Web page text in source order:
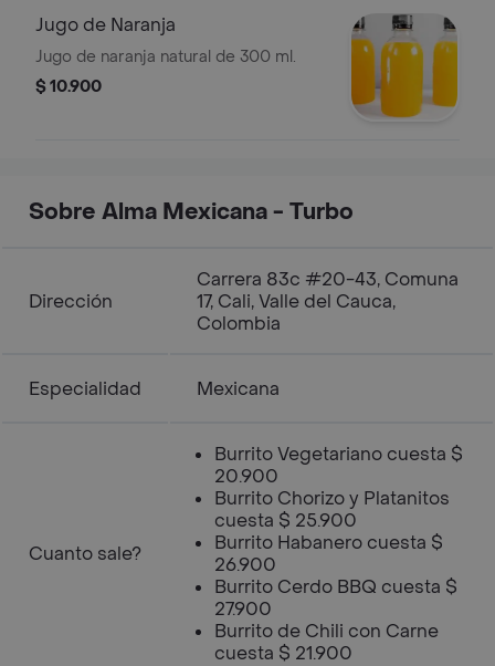
Jugo de Naranja
Jugo de naranja natural de 300 ml.
$ 10.900
Sobre Alma Mexicana - Turbo
Dirección
Carrera 83c #20-43, Comuna
17, Cali, Valle del Cauca,
Colombia
Especialidad Mexicana
Cuanto sale?
Burrito Vegetariano cuesta $
20.900
Burrito Chorizo y Platanitos
cuesta $ 25.900
Burrito Habanero cuesta $
26.900
Burrito Cerdo BBQ cuesta $
27.900
Burrito de Chili con Carne
cuesta $ 21.900